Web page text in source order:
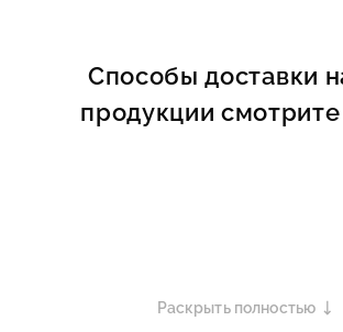
Способы доставки
продукции
Раскрыть полностью